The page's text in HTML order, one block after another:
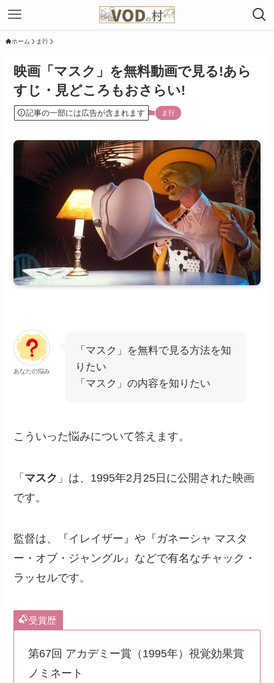
ホーム ま行
映画「マスク」を無料動画で見る!あら
すじ・見どころもおさらい!
記事の一部には広告が含まれます ま行
あなたの悩み
「マスク」を無料で見る方法を知
りたい
「マスク」の内容を知りたい
こういった悩みについて答えます。
「 マスク 」は、1995年2月25日に公開された映画
です。
監督は、『イレイザー』や『ガネーシャ マスタ
ー・オブ・ジャングル』などで有名なチャック・
ラッセルです。
受賞歴
第67回 アカデミー賞（1995年）視覚効果賞
ノミネート